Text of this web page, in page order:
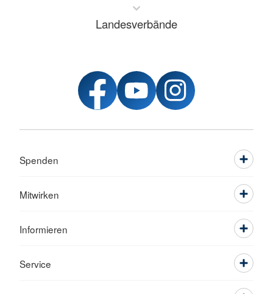
Landesverbände
Spenden
Mitwirken
Informieren
Service